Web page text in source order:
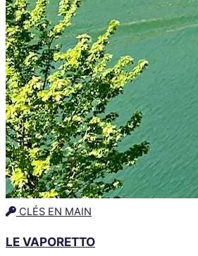
CLÉS EN MAIN
LE VAPORETTO